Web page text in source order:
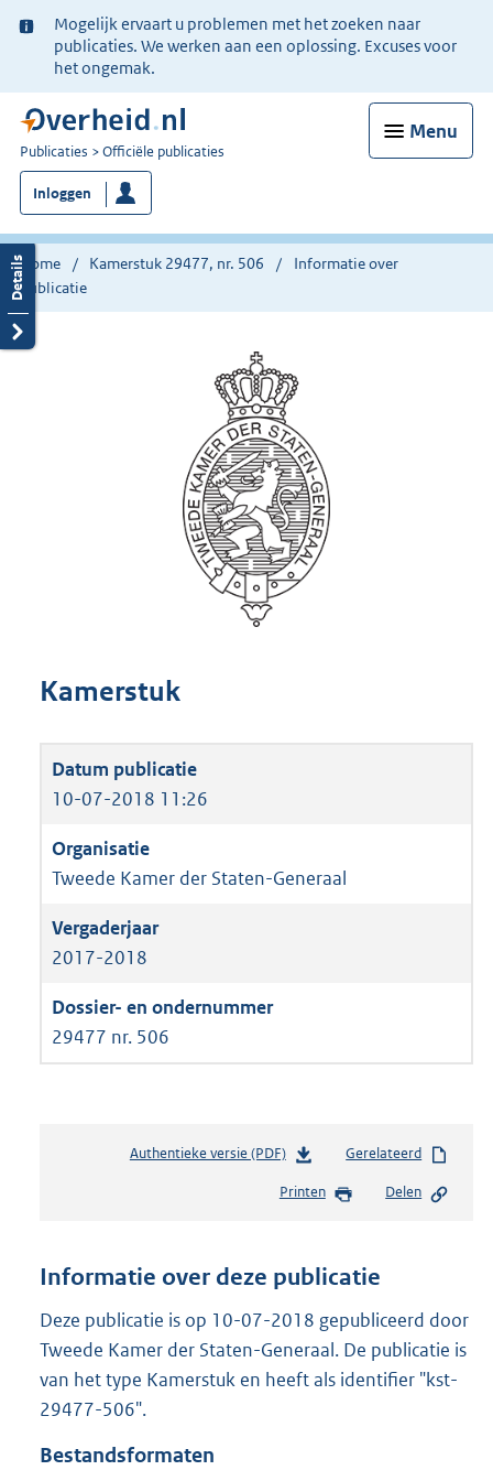
Ter
informatie:
Mogelijk ervaart u problemen met het zoeken naar
publicaties. We werken aan een oplossing. Excuses voor
het ongemak.
Menu
U
bent
nu
hier:
Publicaties Officiële publicaties
Inloggen
Home Kamerstuk 29477, nr. 506
Informatie over
publicatie
Kamerstuk
10-07-2018 11:26
Tweede Kamer der Staten-Generaal
2017-2018
29477 nr. 506
Authentieke versie (PDF)b
s
n
s
r
o
Gerelateerd
Printen Delen
Informatie over deze publicatie
Deze publicatie is op 10-07-2018 gepubliceerd door
Tweede Kamer der Staten-Generaal. De publicatie is
van het type Kamerstuk en heeft als identifier "kst-
29477-506".
Bestandsformaten